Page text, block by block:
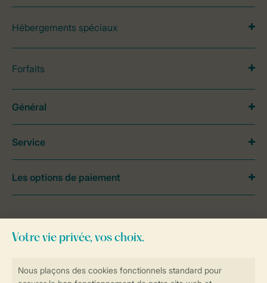
Hébergements spéciaux
Forfaits
contactez notreContact Center.
Général
Service
Les options de paiement